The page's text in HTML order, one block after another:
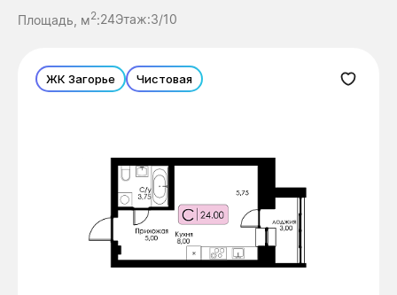
Площадь, м2:24Этаж:3/10
ЖК Загорье Чистовая